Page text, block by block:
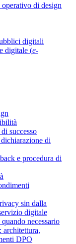
di design
digitali
digitale (e-
successo
di
e procedura di
sin dalla
digitale
necessario
architettura,
DPO